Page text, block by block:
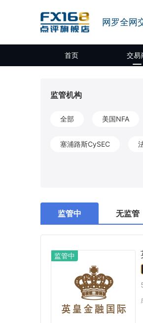
网罗全网
首页 交易
监管机构
全部 美国NFA
塞浦路斯CySEC
马耳他MFSA 柬埔
监管中 无监管
监管中